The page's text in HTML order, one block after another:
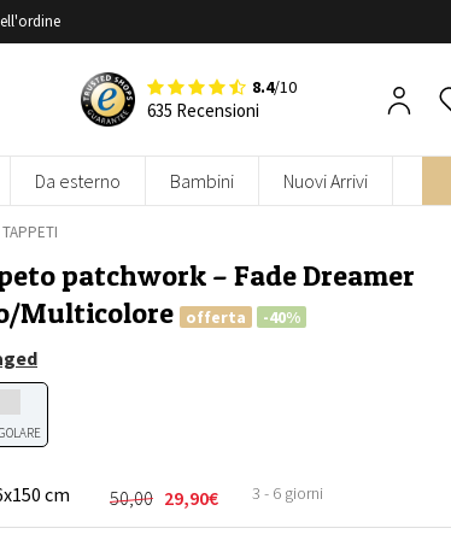
8.4/10
635 Recensioni
Da esterno Bambini Nuovi Arrivi
TAPPETI
patchwork – Fade Dreamer
Multicolore
offerta -40%
cm 50,00
Il
prezzo
29,90€
Il
prezzo
3 - 6 giorni